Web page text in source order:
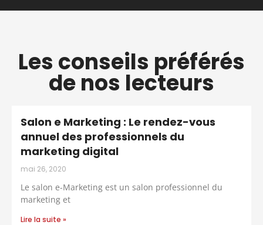
Les conseils préférés
de nos lecteurs
Salon e Marketing : Le rendez-vous
annuel des professionnels du
marketing digital
mai 26, 2020
Le salon e-Marketing est un salon professionnel du
marketing et
Lire la suite »